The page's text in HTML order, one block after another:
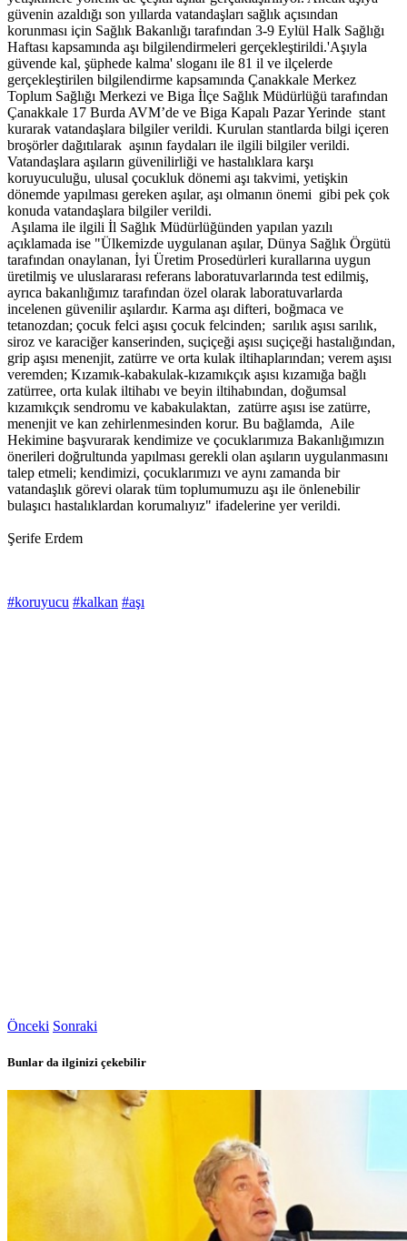
güvenin azaldığı son yıllarda vatandaşları sağlık açısından
korunması için Sağlık Bakanlığı tarafından 3-9 Eylül Halk Sağlığı
Haftası kapsamında aşı bilgilendirmeleri gerçekleştirildi.'Aşıyla
güvende kal, şüphede kalma' sloganı ile 81 il ve ilçelerde
gerçekleştirilen bilgilendirme kapsamında Çanakkale Merkez
Toplum Sağlığı Merkezi ve Biga İlçe Sağlık Müdürlüğü tarafından
Çanakkale 17 Burda AVM’de ve Biga Kapalı Pazar Yerinde stant
kurarak vatandaşlara bilgiler verildi. Kurulan stantlarda bilgi içeren
broşörler dağıtılarak aşının faydaları ile ilgili bilgiler verildi.
Vatandaşlara aşıların güvenilirliği ve hastalıklara karşı
koruyuculuğu, ulusal çocukluk dönemi aşı takvimi, yetişkin
dönemde yapılması gereken aşılar, aşı olmanın önemi gibi pek çok
konuda vatandaşlara bilgiler verildi.
Aşılama ile ilgili İl Sağlık Müdürlüğünden yapılan yazılı
açıklamada ise "Ülkemizde uygulanan aşılar, Dünya Sağlık Örgütü
tarafından onaylanan, İyi Üretim Prosedürleri kurallarına uygun
üretilmiş ve uluslararası referans laboratuvarlarında test edilmiş,
ayrıca bakanlığımız tarafından özel olarak laboratuvarlarda
incelenen güvenilir aşılardır. Karma aşı difteri, boğmaca ve
tetanozdan; çocuk felci aşısı çocuk felcinden; sarılık aşısı sarılık,
siroz ve karaciğer kanserinden, suçiçeği aşısı suçiçeği hastalığından,
grip aşısı menenjit, zatürre ve orta kulak iltihaplarından; verem aşısı
veremden; Kızamık-kabakulak-kızamıkçık aşısı kızamığa bağlı
zatürree, orta kulak iltihabı ve beyin iltihabından, doğumsal
kızamıkçık sendromu ve kabakulaktan, zatürre aşısı ise zatürre,
menenjit ve kan zehirlenmesinden korur. Bu bağlamda, Aile
Hekimine başvurarak kendimize ve çocuklarımıza Bakanlığımızın
önerileri doğrultunda yapılması gerekli olan aşıların uygulanmasını
talep etmeli; kendimizi, çocuklarımızı ve aynı zamanda bir
vatandaşlık görevi olarak tüm toplumumuzu aşı ile önlenebilir
bulaşıcı hastalıklardan korumalıyız" ifadelerine yer verildi.
Şerife Erdem
#koruyucu #kalkan #aşı
Önceki Sonraki
Bunlar da ilginizi çekebilir